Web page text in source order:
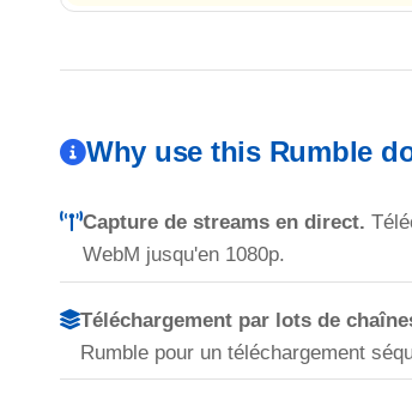
Why use this Rumble
Capture de streams en direct.
WebM jusqu'en 1080p.
Téléchargement par lots de
Rumble pour un téléchargement